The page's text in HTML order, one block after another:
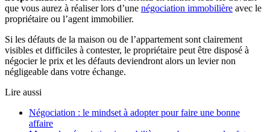
que vous aurez à réaliser lors d’une négociation immobilière avec le
propriétaire ou l’agent immobilier.
Si les défauts de la maison ou de l’appartement sont clairement
visibles et difficiles à contester, le propriétaire peut être disposé à
négocier le prix et les défauts deviendront alors un levier non
négligeable dans votre échange.
Lire aussi
Négociation : le mindset à adopter pour faire une bonne
affaire